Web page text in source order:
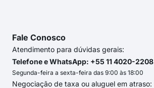
Fale Conosco
Atendimento para dúvidas gerais:
Telefone e WhatsApp: +55 11 4020-2208
Segunda-feira a sexta-feira das 9:00 às 18:00
Negociação de taxa ou aluguel em atraso: